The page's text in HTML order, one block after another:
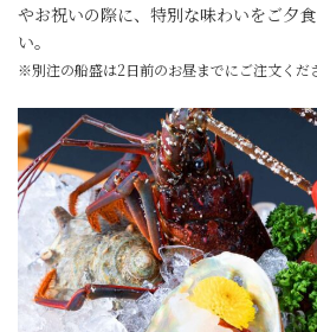
やお祝いの際に、特別な味わいをご夕
い。
※別注の船盛は2日前のお昼までにご注文くだ